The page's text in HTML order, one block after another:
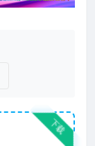
下载